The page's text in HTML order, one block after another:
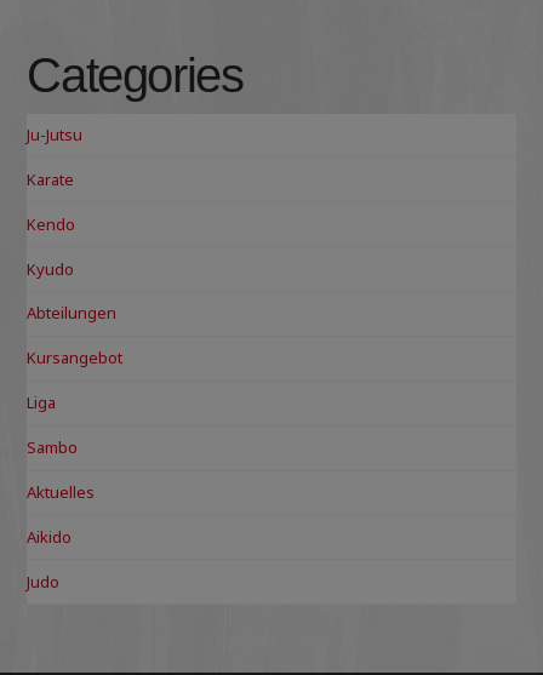
Categories
Ju-Jutsu
Karate
Kendo
Kyudo
Abteilungen
Kursangebot
Liga
Sambo
Aktuelles
Aikido
Judo